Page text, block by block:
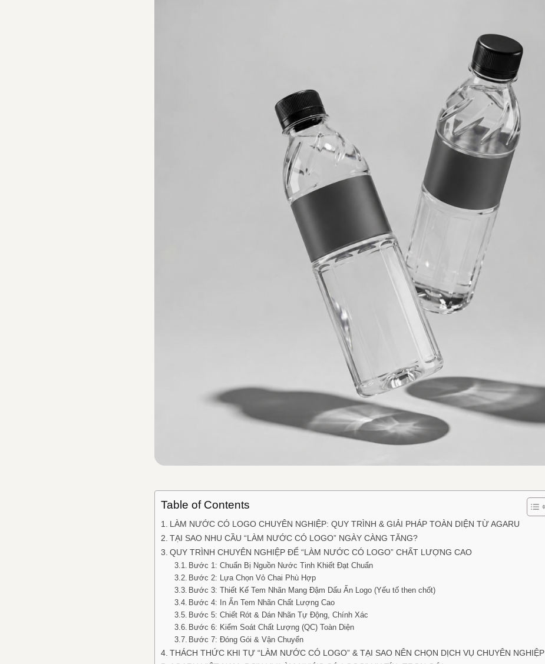
Table of Contents
LÀM NƯỚC CÓ LOGO CHUYÊN NGHIỆP: QUY TRÌNH & GIẢI PHÁP TOÀN DIỆN TỪ AGARU
TẠI SAO NHU CẦU “LÀM NƯỚC CÓ LOGO” NGÀY CÀNG TĂNG?
QUY TRÌNH CHUYÊN NGHIỆP ĐỂ “LÀM NƯỚC CÓ LOGO” CHẤT LƯỢNG CAO
Bước 1: Chuẩn Bị Nguồn Nước Tinh Khiết Đạt Chuẩn
Bước 2: Lựa Chọn Vỏ Chai Phù Hợp
Bước 3: Thiết Kế Tem Nhãn Mang Đậm Dấu Ấn Logo (Yếu tố then chốt)
Bước 4: In Ấn Tem Nhãn Chất Lượng Cao
Bước 5: Chiết Rót & Dán Nhãn Tự Động, Chính Xác
Bước 6: Kiểm Soát Chất Lượng (QC) Toàn Diện
Bước 7: Đóng Gói & Vận Chuyển
THÁCH THỨC KHI TỰ “LÀM NƯỚC CÓ LOGO” & TẠI SAO NÊN CHỌN DỊCH VỤ CHUYÊN NGHIỆP